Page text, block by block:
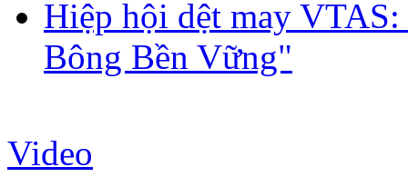
Hiệp hội dệt may
Bông Bền Vững"
Video